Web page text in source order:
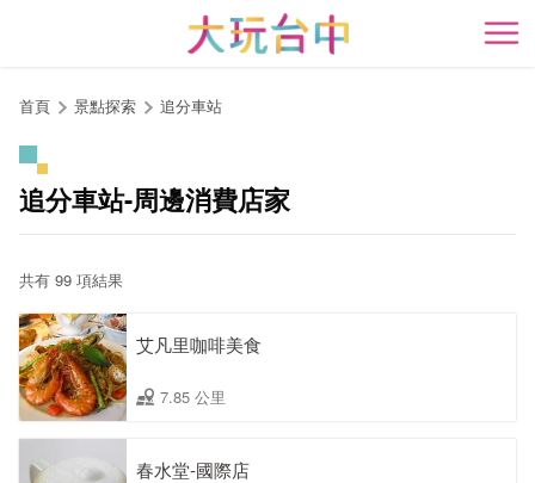
開
首頁 景點探索 追分車站
追分車站-周邊消費店家
共有 99 項結果
艾凡里咖啡美食
7.85 公里
春水堂-國際店